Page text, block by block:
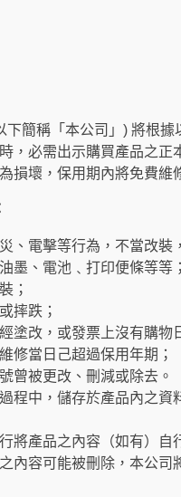
下簡稱「本公司」) 將根
，必需出示購買產品之正
損壞，保用期內將免費維
、電擊等行為，不當改裝
墨、電池﹑打印便條等等；
；
摔跌；
塗改，或發票上沒有購物
修當日己超過保用年期；
曾被更改、刪減或除去。
程中，儲存於產品內之
將產品之內容（如有）自
內容可能被刪除，本公